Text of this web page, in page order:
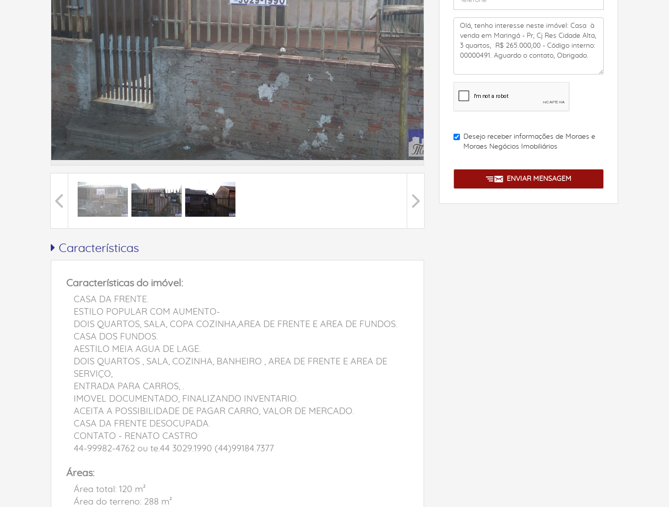
Desejo receber informações de Moraes e
Moraes Negócios Imobiliários
ENVIAR MENSAGEM
Características
Características do imóvel:
CASA DA FRENTE.
ESTILO POPULAR COM AUMENTO-
DOIS QUARTOS, SALA, COPA COZINHA,AREA DE FRENTE E AREA DE FUNDOS.
CASA DOS FUNDOS.
AESTILO MEIA AGUA DE LAGE.
DOIS QUARTOS , SALA, COZINHA, BANHEIRO , AREA DE FRENTE E AREA DE
SERVIÇO,
ENTRADA PARA CARROS, .
IMOVEL DOCUMENTADO, FINALIZANDO INVENTARIO.
ACEITA A POSSIBILIDADE DE PAGAR CARRO, VALOR DE MERCADO.
CASA DA FRENTE DESOCUPADA.
CONTATO - RENATO CASTRO
44-99982-4762 ou te.44 3029.1990 (44)99184.7377
Áreas:
Área total: 120 m²
Área do terreno: 288 m²